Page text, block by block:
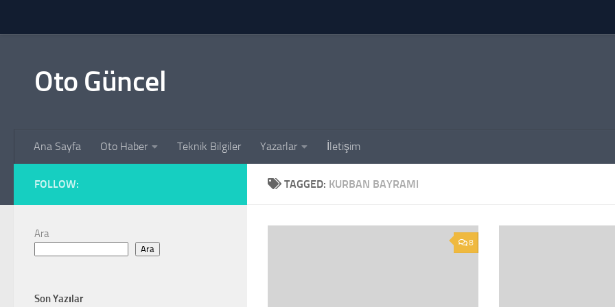
Oto Güncel
Ana Sayfa Oto Haber Teknik Bilgiler Yazarlar İletişim
TAGGED: KURBAN BAYRAMI
8
FOLLOW:
Ara
Ara
Son Yazılar